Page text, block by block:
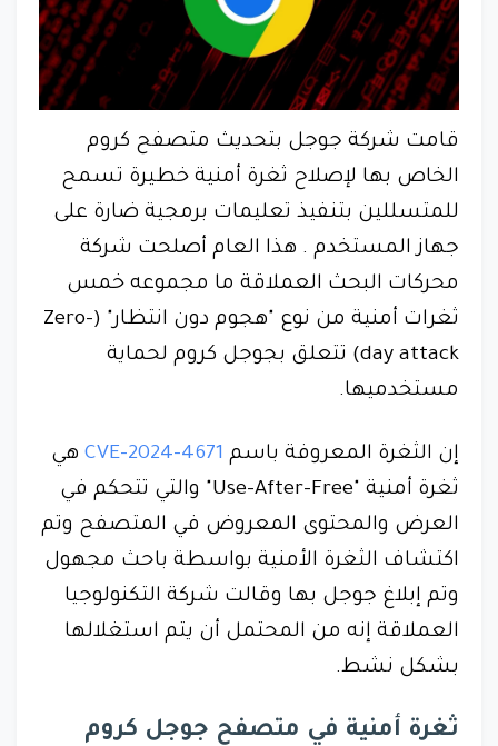
قامت شركة جوجل بتحديث متصفح كروم
الخاص بها لإصلاح ثغرة أمنية خطيرة تسمح
للمتسللين بتنفيذ تعليمات برمجية ضارة على
جهاز المستخدم . هذا العام أصلحت شركة
محركات البحث العملاقة ما مجموعه خمس
ثغرات أمنية من نوع "هجوم دون انتظار" (Zero-
day attack) تتعلق بجوجل كروم لحماية
مستخدميها.
إن الثغرة المعروفة باسم CVE-2024-4671 هي
ثغرة أمنية "Use-After-Free" والتي تتحكم في
العرض والمحتوى المعروض في المتصفح وتم
اكتشاف الثغرة الأمنية بواسطة باحث مجهول
وتم إبلاغ جوجل بها وقالت شركة التكنولوجيا
العملاقة إنه من المحتمل أن يتم استغلالها
بشكل نشط.
ثغرة أمنية في متصفح جوجل كروم